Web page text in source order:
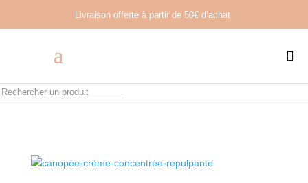
Livraison offerte à partir de 50€ d’achat
